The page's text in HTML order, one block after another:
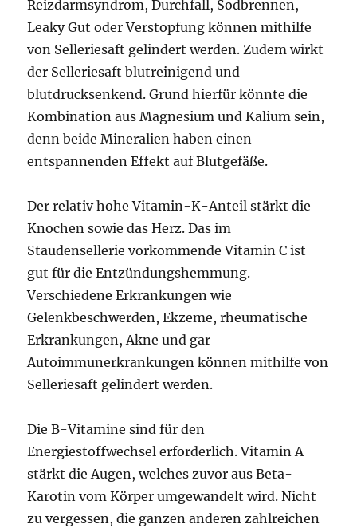
Reizdarmsyndrom, Durchfall, Sodbrennen,
Leaky Gut oder Verstopfung können mithilfe
von Selleriesaft gelindert werden. Zudem wirkt
der Selleriesaft blutreinigend und
blutdrucksenkend. Grund hierfür könnte die
Kombination aus Magnesium und Kalium sein,
denn beide Mineralien haben einen
entspannenden Effekt auf Blutgefäße.
Der relativ hohe Vitamin-K-Anteil stärkt die
Knochen sowie das Herz. Das im
Staudensellerie vorkommende Vitamin C ist
gut für die Entzündungshemmung.
Verschiedene Erkrankungen wie
Gelenkbeschwerden, Ekzeme, rheumatische
Erkrankungen, Akne und gar
Autoimmunerkrankungen können mithilfe von
Selleriesaft gelindert werden.
Die B-Vitamine sind für den
Energiestoffwechsel erforderlich. Vitamin A
stärkt die Augen, welches zuvor aus Beta-
Karotin vom Körper umgewandelt wird. Nicht
zu vergessen, die ganzen anderen zahlreichen